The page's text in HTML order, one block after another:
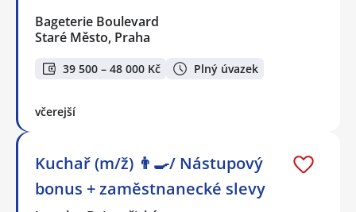
Bageterie Boulevard
Staré Město, Praha
39 500 – 48 000 Kč Plný úvazek
včerejší
Kuchař (m/ž) 👨‍🍳/ Nástupový
bonus + zaměstnanecké slevy